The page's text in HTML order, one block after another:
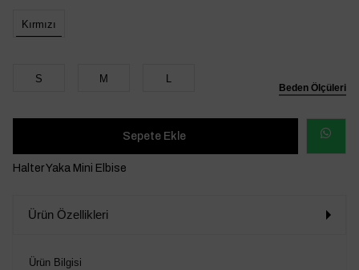
Beden Ölçüleri
Kırmızı
S M L
VER
Halter Yaka Mini Elbise
Ürün Özellikleri
Ürün Bilgisi